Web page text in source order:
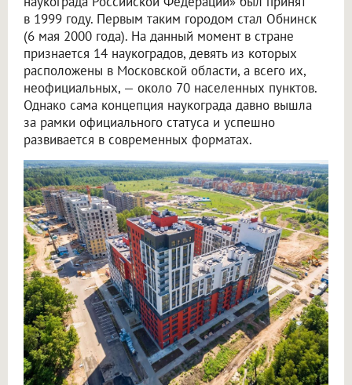
в 1999 году. Первым таким городом стал Обнинск
(6 мая 2000 года). На данный момент в стране
признается 14 наукоградов, девять из которых
расположены в Московской области, а всего их,
неофициальных, — около 70 населенных пунктов.
Однако сама концепция наукограда давно вышла
за рамки официального статуса и успешно
развивается в современных форматах.